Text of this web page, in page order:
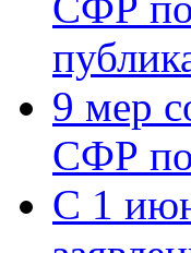
9 мер
СФР по
С 1